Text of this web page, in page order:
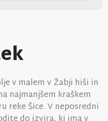
v malem v Žabji hiši in
najmanjšem kraškem
reke Šice. V neposredni